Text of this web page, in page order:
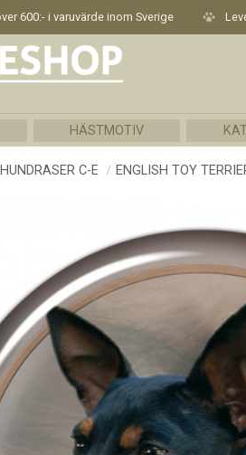
600:- i varuvärde inom Sverige
HÄSTMOTIV
HUNDRASER C-E ENGLISH TOY